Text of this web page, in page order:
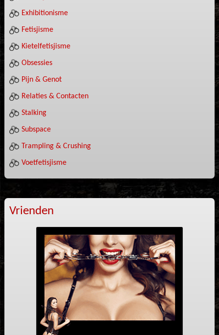
Exhibitionisme
Fetisjisme
Kietelfetisjisme
Obsessies
Pijn & Genot
Relaties & Contacten
Stalking
Subspace
Trampling & Crushing
Voetfetisjisme
Vrienden